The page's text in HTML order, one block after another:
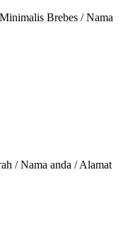
Brebes / Nama
/ Nama anda / Alamat